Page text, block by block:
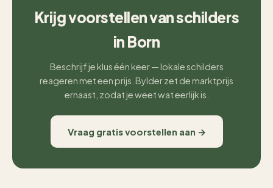
Krijg voorstellen van schilders
in Born
Beschrijf je klus één keer — lokale schilders
reageren met een prijs. Bylder zet de marktprijs
ernaast, zodat je weet wat eerlijk is.
Vraag gratis voorstellen aan →